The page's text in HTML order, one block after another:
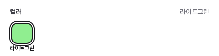
컬러 라이트그린
라이트그린